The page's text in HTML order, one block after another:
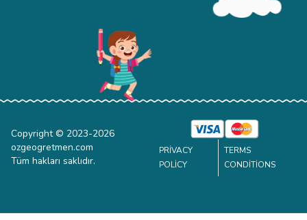
Copyright © 2023-2026
ozgeogretmen.com
Tüm hakları saklıdır.
PRIVACY
POLICY
TERMS
CONDITIONS